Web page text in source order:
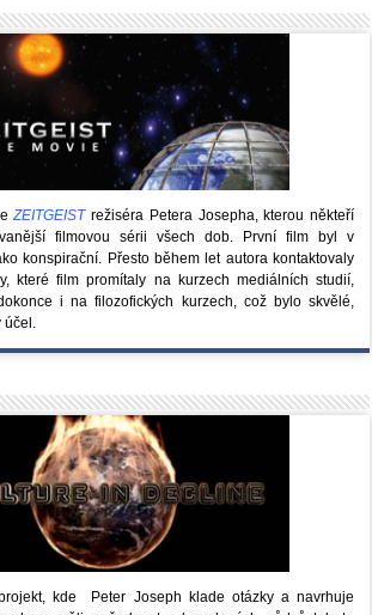
ZEITGEISTrežiséra Petera Josepha, kterou někteří
filmovou sérii všech dob. První film byl v
konspirační. Přesto během let autora kontaktovaly
které film promítaly na kurzech mediálních studií,
i na filozofických kurzech, což bylo skvělé,
účel.
kde Peter Joseph klade otázky a navrhuje